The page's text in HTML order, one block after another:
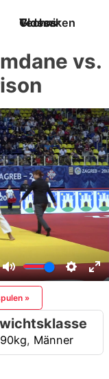
Techniken
Videos
Glossar
vs.
»
, Männer